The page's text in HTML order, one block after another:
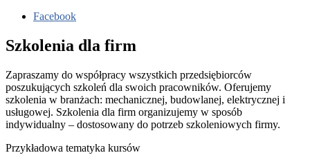
Facebook
Szkolenia dla firm
Zapraszamy do współpracy wszystkich przedsiębiorców
poszukujących szkoleń dla swoich pracowników. Oferujemy
szkolenia w branżach: mechanicznej, budowlanej, elektrycznej i
usługowej. Szkolenia dla firm organizujemy w sposób
indywidualny – dostosowany do potrzeb szkoleniowych firmy.
Przykładowa tematyka kursów